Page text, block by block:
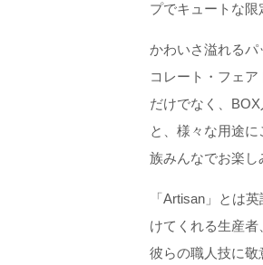
プでキュートな限
かわいさ溢れる
コレート・フェ
だけでなく、
と、様々な用途
族みんなでお楽し
「Artisan」とは
けてくれる生産者
彼らの職人技に敬